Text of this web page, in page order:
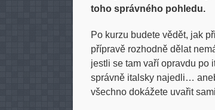
toho správného pohledu.
Po kurzu budete vědět, jak
přípravě rozhodně dělat
jestli se tam vaří opravdu po
správně italsky najedli…
všechno dokážete uvařit